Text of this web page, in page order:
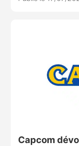
Capcom